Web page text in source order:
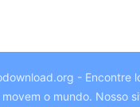
- Encontre
o mundo. Nosso